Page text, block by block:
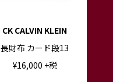
CK CALVIN KLEIN
長財布 カード段13
¥16,000 +税